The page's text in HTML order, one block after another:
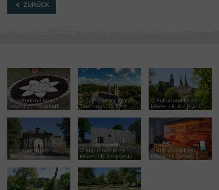
ZURÜCK
© Kulturland Kreis
Höxter / C. Bockhoff
© Teutoburger Wald
Tourismus / D. Ketz
© Kulturland Kreis
Höxter / K. Krajewski
© Kulturstiftung
Marienmünster
© Kulturland Kreis
Höxter / K. Krajewski
© Kulturland Kreis
Höxter / I. Jansen